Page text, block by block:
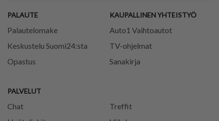
PALAUTE
Palautelomake
Keskustelu Suomi24:sta
Opastus
PALVELUT
Chat
Treffit
KAUPALLINEN YHTEISTYÖ
Auto1 Vaihtoautot
TV-ohjelmat
Sanakirja